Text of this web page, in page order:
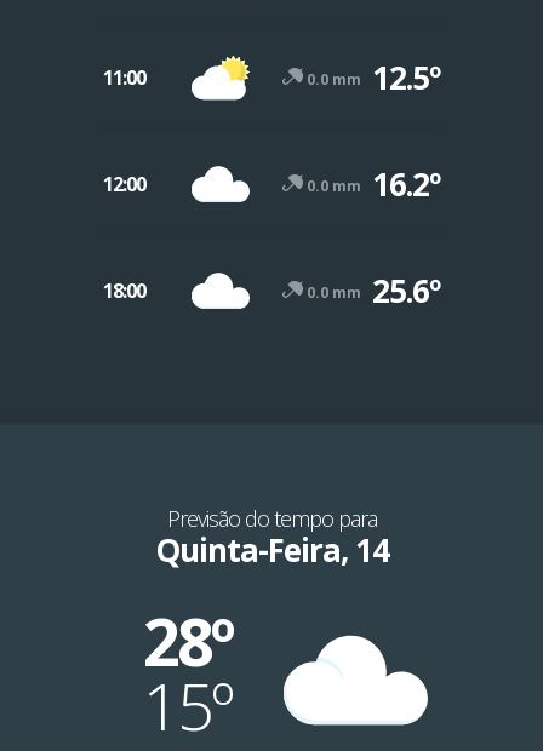
11:00 0.0 mm 12.5º
12:00 0.0 mm 16.2º
18:00 0.0 mm 25.6º
Previsão do tempo para
Quinta-Feira, 14
28º
15º